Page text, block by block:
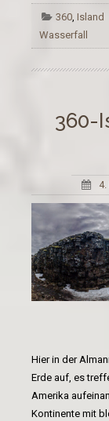
360 ,Island
Wasserfall
360-
Hier in der
Erde auf, es
Amerika
Kontinente mit